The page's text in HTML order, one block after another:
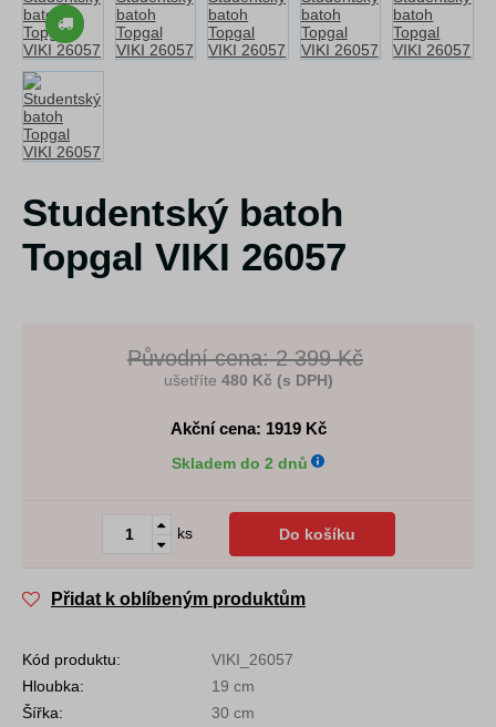
Studentský batoh
Topgal VIKI 26057
Původní cena: 2 399 Kč
ušetříte 480 Kč (s DPH)
Akční cena: 1919Kč
Skladem do 2 dnů
ks Do košíku
Přidat k oblíbeným produktům
Kód produktu:
VIKI_26057
Hloubka:
19 cm
Šířka:
30 cm